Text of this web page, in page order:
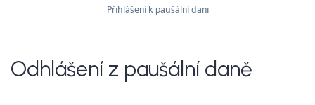
Přihlášení k paušální dani
Odhlášení z paušální daně